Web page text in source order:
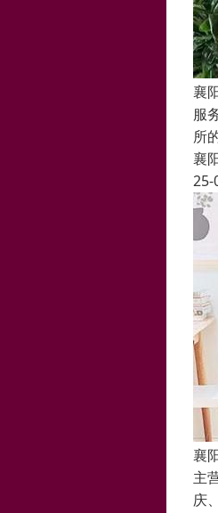
襄
服
所
襄
25-
襄
主
庆